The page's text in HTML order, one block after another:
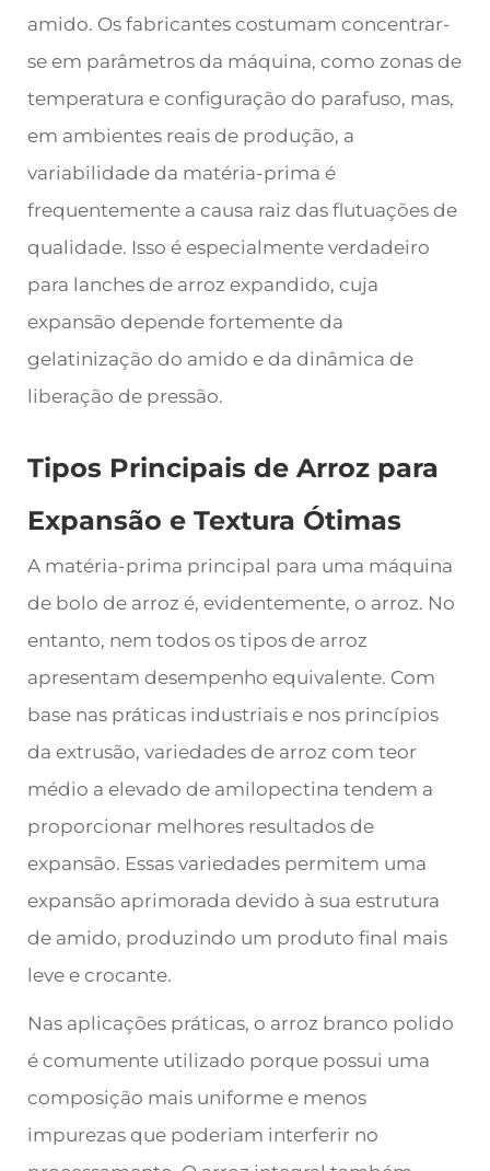
amido. Os fabricantes costumam concentrar-
se em parâmetros da máquina, como zonas de
temperatura e configuração do parafuso, mas,
em ambientes reais de produção, a
variabilidade da matéria-prima é
frequentemente a causa raiz das flutuações de
qualidade. Isso é especialmente verdadeiro
para lanches de arroz expandido, cuja
expansão depende fortemente da
gelatinização do amido e da dinâmica de
liberação de pressão.
Tipos Principais de Arroz para
Expansão e Textura Ótimas
A matéria-prima principal para uma máquina
de bolo de arroz é, evidentemente, o arroz. No
entanto, nem todos os tipos de arroz
apresentam desempenho equivalente. Com
base nas práticas industriais e nos princípios
da extrusão, variedades de arroz com teor
médio a elevado de amilopectina tendem a
proporcionar melhores resultados de
expansão. Essas variedades permitem uma
expansão aprimorada devido à sua estrutura
de amido, produzindo um produto final mais
leve e crocante.
Nas aplicações práticas, o arroz branco polido
é comumente utilizado porque possui uma
composição mais uniforme e menos
impurezas que poderiam interferir no